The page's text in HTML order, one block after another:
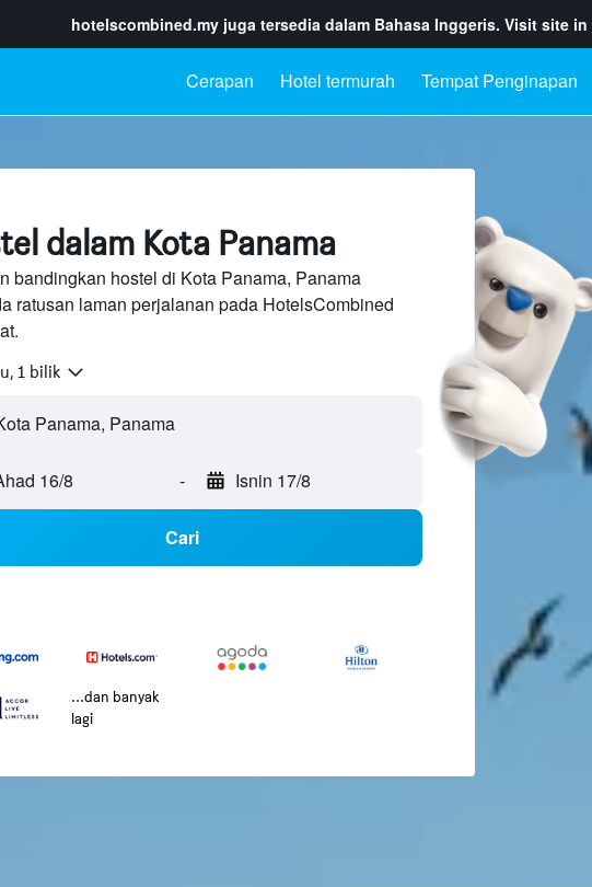
hotelscombined.my juga tersedia dalam Bahasa Inggeris. Visit site in
Cerapan Hotel termurah Tempat Penginapan
dalam Kota Panama
bandingkan hostel di Kota Panama, Panama
ratusan laman perjalanan pada HotelsCombined
1 bilik
16/8 - Isnin 17/8
Cari
...dan banyak
lagi